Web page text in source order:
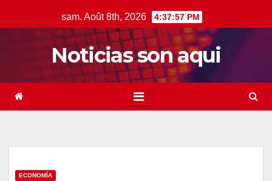
to
sam. Août 8th, 2026 4:37:58 PM
Noticias son aqui
ECONOMÍA